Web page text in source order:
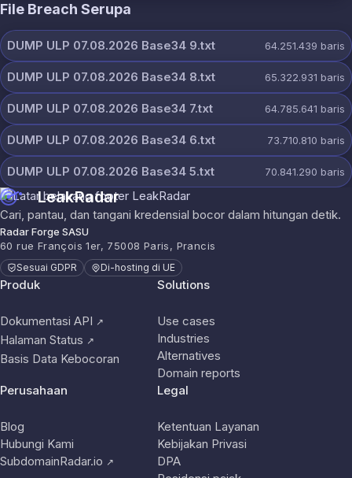
File Breach Serupa
DUMP ULP 07.08.2026 Base34 9.txt 64.251.439 baris
DUMP ULP 07.08.2026 Base34 8.txt 65.322.931 baris
DUMP ULP 07.08.2026 Base34 7.txt 64.785.641 baris
DUMP ULP 07.08.2026 Base34 6.txt 73.710.810 baris
DUMP ULP 07.08.2026 Base34 5.txt 70.841.290 baris
LeakRadar
Cari, pantau, dan tangani kredensial bocor dalam hitungan detik.
Radar Forge SASU
60 rue François 1er, 75008 Paris, Prancis
Sesuai GDPR Di-hosting di UE
Produk
Dokumentasi API ↗
Halaman Status ↗
Basis Data Kebocoran
Solutions
Use cases
Industries
Alternatives
Domain reports
Perusahaan
Blog
Hubungi Kami
SubdomainRadar.io ↗
Legal
Ketentuan Layanan
Kebijakan Privasi
DPA